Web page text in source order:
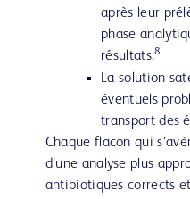
après leur
phase
résultats.8
La solution
éventuels
transport des
Chaque flacon qui
d’une analyse plus
antibiotiques corrects